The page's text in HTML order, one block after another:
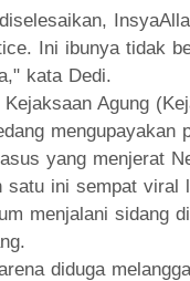
Ini ibunya tidak
kata Dedi.
Agung
mengupayakan
yang menjerat
satu ini sempat viral
menjalani sidang
diduga